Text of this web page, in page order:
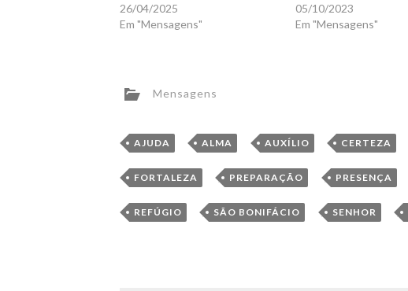
26/04/2025
Em "Mensagens"
05/10/2023
Em "Mensagens"
Mensagens
AJUDA , ALMA , AUXÍLIO , CERTEZA
FORTALEZA , PREPARAÇÃO , PRESENÇA
REFÚGIO , SÃO BONIFÁCIO , SENHOR ,